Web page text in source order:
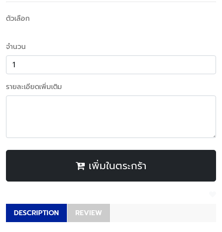
ตัวเลือก
จำนวน
รายละเอียดเพิ่มเติม
เพิ่มในตระกร้า
DESCRIPTION REVIEW